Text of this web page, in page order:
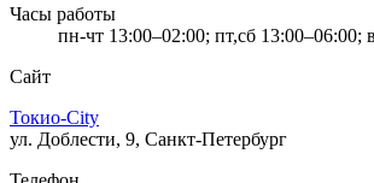
Часы работы
пн-чт 13:00–02:00; пт,сб 13:00–06:00;
Сайт
Токио-City
ул. Доблести, 9, Санкт-Петербург